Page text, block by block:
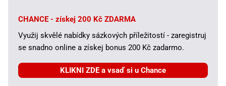
CHANCE - získej 200 Kč ZDARMA
Využij skvělé nabídky sázkových příležitostí - zaregistruj
se snadno online a získej bonus 200 Kč zadarmo.
KLIKNI ZDE a vsaď si u Chance